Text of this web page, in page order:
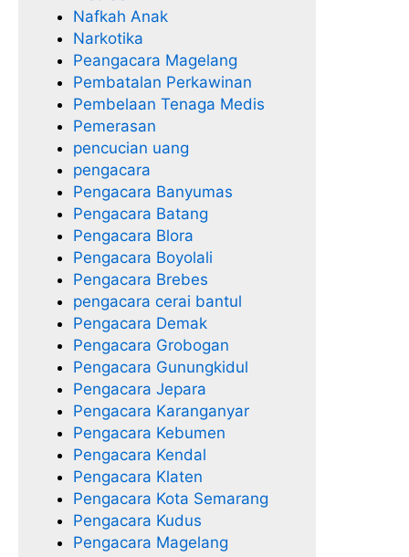
Nafkah Anak
Narkotika
Peangacara Magelang
Pembatalan Perkawinan
Pembelaan Tenaga Medis
Pemerasan
pencucian uang
pengacara
Pengacara Banyumas
Pengacara Batang
Pengacara Blora
Pengacara Boyolali
Pengacara Brebes
pengacara cerai bantul
Pengacara Demak
Pengacara Grobogan
Pengacara Gunungkidul
Pengacara Jepara
Pengacara Karanganyar
Pengacara Kebumen
Pengacara Kendal
Pengacara Klaten
Pengacara Kota Semarang
Pengacara Kudus
Pengacara Magelang